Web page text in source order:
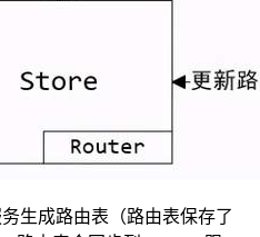
生成路由表（路由表保存了